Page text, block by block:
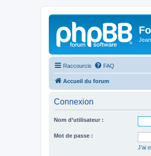
Raccourcis FAQ
Accueil du forum
Connexion
Nom d’utilisateur :
Mot de passe :
J’ai